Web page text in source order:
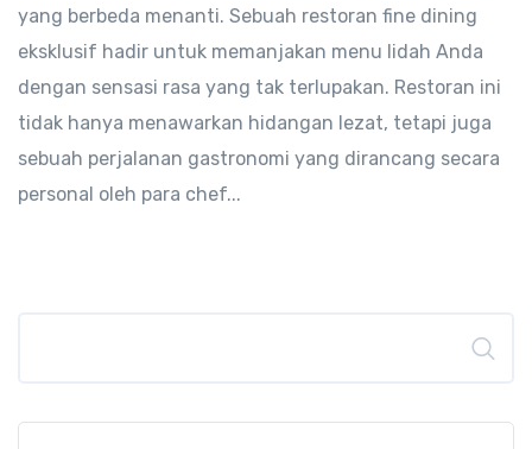
yang berbeda menanti. Sebuah restoran fine dining
eksklusif hadir untuk memanjakan menu lidah Anda
dengan sensasi rasa yang tak terlupakan. Restoran ini
tidak hanya menawarkan hidangan lezat, tetapi juga
sebuah perjalanan gastronomi yang dirancang secara
personal oleh para chef...